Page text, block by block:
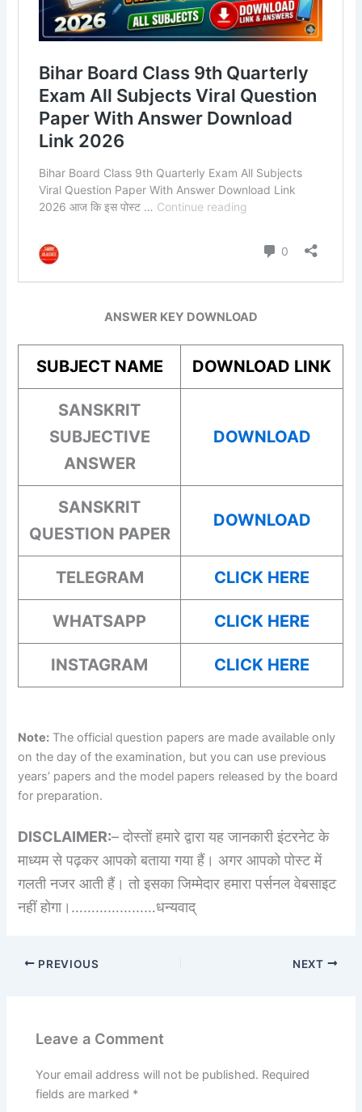
ANSWER KEY DOWNLOAD
SUBJECT NAME DOWNLOAD LINK
SANSKRIT
SUBJECTIVE
ANSWER
DOWNLOAD
SANSKRIT
QUESTION PAPER
DOWNLOAD
TELEGRAM CLICK HERE
WHATSAPP CLICK HERE
INSTAGRAM CLICK HERE
Note: The official question papers are made available only
on the day of the examination, but you can use previous
years’ papers and the model papers released by the board
for preparation.
DISCLAIMER:– दोस्तों हमारे द्वारा यह जानकारी इंटरनेट के
माध्यम से पढ़कर आपको बताया गया हैं। अगर आपको पोस्ट में
गलती नजर आती हैं। तो इसका जिम्मेदार हमारा पर्सनल वेबसाइट
नहीं होगा।…………………धन्यवाद्
PREVIOUS NEXT
Leave a Comment
Your email address will not be published. Required
fields are marked *